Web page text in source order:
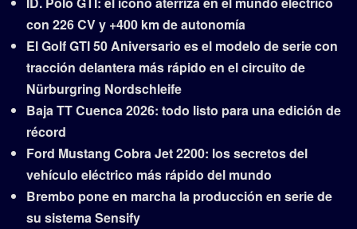
con 226 CV y +400 km de autonomía
El Golf GTI 50 Aniversario es el modelo de serie con
tracción delantera más rápido en el circuito de
Nürburgring Nordschleife
Baja TT Cuenca 2026: todo listo para una edición de
récord
Ford Mustang Cobra Jet 2200: los secretos del
vehículo eléctrico más rápido del mundo
Brembo pone en marcha la producción en serie de
su sistema Sensify